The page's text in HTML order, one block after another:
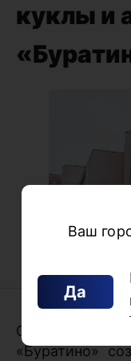
Ваш
Да
куклы и
С самого
«Буратино»